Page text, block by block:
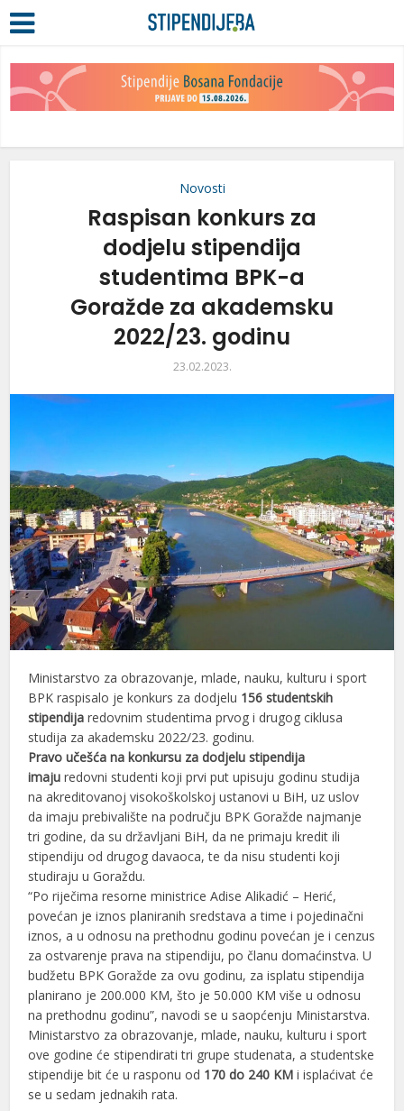
Novosti
Raspisan konkurs za
dodjelu stipendija
studentima BPK-a
Goražde za akademsku
2022/23. godinu
23.02.2023.
Ministarstvo za obrazovanje, mlade, nauku, kulturu i sport
BPK raspisalo je konkurs za dodjelu 156 studentskih
stipendija redovnim studentima prvog i drugog ciklusa
studija za akademsku 2022/23. godinu.
Pravo učešća na konkursu za dodjelu stipendija
imaju redovni studenti koji prvi put upisuju godinu studija
na akreditovanoj visokoškolskoj ustanovi u BiH, uz uslov
da imaju prebivalište na području BPK Goražde najmanje
tri godine, da su državljani BiH, da ne primaju kredit ili
stipendiju od drugog davaoca, te da nisu studenti koji
studiraju u Goraždu.
“Po riječima resorne ministrice Adise Alikadić – Herić,
povećan je iznos planiranih sredstava a time i pojedinačni
iznos, a u odnosu na prethodnu godinu povećan je i cenzus
za ostvarenje prava na stipendiju, po članu domaćinstva. U
budžetu BPK Goražde za ovu godinu, za isplatu stipendija
planirano je 200.000 KM, što je 50.000 KM više u odnosu
na prethodnu godinu”, navodi se u saopćenju Ministarstva.
Ministarstvo za obrazovanje, mlade, nauku, kulturu i sport
ove godine će stipendirati tri grupe studenata, a studentske
stipendije bit će u rasponu od 170 do 240 KM i isplaćivat će
se u sedam jednakih rata.